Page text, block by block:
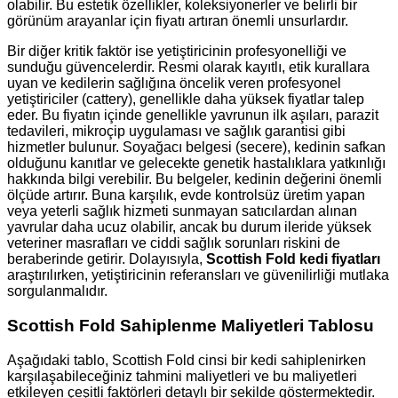
olabilir. Bu estetik özellikler, koleksiyonerler ve belirli bir
görünüm arayanlar için fiyatı artıran önemli unsurlardır.
Bir diğer kritik faktör ise yetiştiricinin profesyonelliği ve
sunduğu güvencelerdir. Resmi olarak kayıtlı, etik kurallara
uyan ve kedilerin sağlığına öncelik veren profesyonel
yetiştiriciler (cattery), genellikle daha yüksek fiyatlar talep
eder. Bu fiyatın içinde genellikle yavrunun ilk aşıları, parazit
tedavileri, mikroçip uygulaması ve sağlık garantisi gibi
hizmetler bulunur. Soyağacı belgesi (secere), kedinin safkan
olduğunu kanıtlar ve gelecekte genetik hastalıklara yatkınlığı
hakkında bilgi verebilir. Bu belgeler, kedinin değerini önemli
ölçüde artırır. Buna karşılık, evde kontrolsüz üretim yapan
veya yeterli sağlık hizmeti sunmayan satıcılardan alınan
yavrular daha ucuz olabilir, ancak bu durum ileride yüksek
veteriner masrafları ve ciddi sağlık sorunları riskini de
beraberinde getirir. Dolayısıyla, Scottish Fold kedi fiyatları
araştırılırken, yetiştiricinin referansları ve güvenilirliği mutlaka
sorgulanmalıdır.
Scottish Fold Sahiplenme Maliyetleri Tablosu
Aşağıdaki tablo, Scottish Fold cinsi bir kedi sahiplenirken
karşılaşabileceğiniz tahmini maliyetleri ve bu maliyetleri
etkileyen çeşitli faktörleri detaylı bir şekilde göstermektedir.